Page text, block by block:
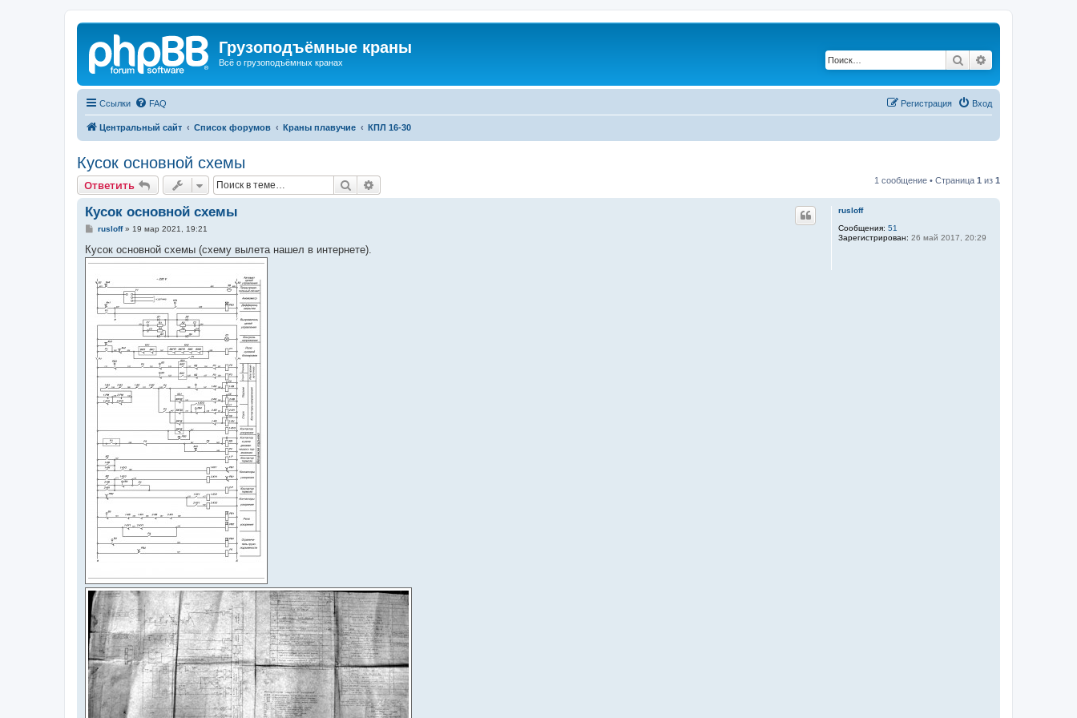
Грузоподъёмные краны
Всё о грузоподъёмных кранах Поиск
Ссылки FAQ Вход
Регистрация
Центральный сайт Список форумов Краны плавучие КПЛ 16-30
Кусок основной схемы
Ответить Поиск 1 сообщение • Страница 1 из 1
rusloff
Сообщения: 51
Зарегистрирован: 26 май 2017, 20:29
Кусок основной схемы
С
о
б
щ
н
и
rusloff» 19 мар 2021, 19:21
Кусок основной схемы (схему вылета нашел в интернете).